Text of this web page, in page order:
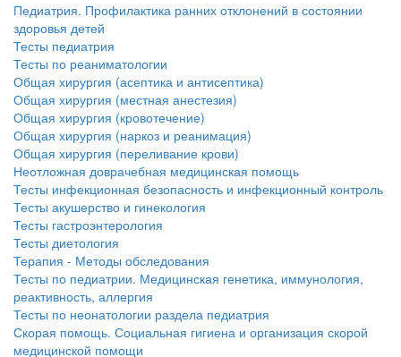
Педиатрия. Профилактика ранних отклонений в состоянии
здоровья детей
Тесты педиатрия
Тесты по реаниматологии
Общая хирургия (асептика и антисептика)
Общая хирургия (местная анестезия)
Общая хирургия (кровотечение)
Общая хирургия (наркоз и реанимация)
Общая хирургия (переливание крови)
Неотложная доврачебная медицинская помощь
Тесты инфекционная безопасность и инфекционный контроль
Тесты акушерство и гинекология
Тесты гастроэнтерология
Тесты диетология
Терапия - Методы обследования
Тесты по педиатрии. Медицинская генетика, иммунология,
реактивность, аллергия
Тесты по неонатологии раздела педиатрия
Скорая помощь. Социальная гигиена и организация скорой
медицинской помощи